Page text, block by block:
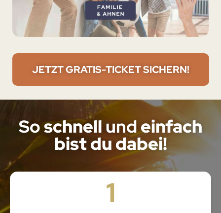
JETZT GRATIS-TICKET SICHERN!
Soschnellundeinfach
bist du dabei!
1